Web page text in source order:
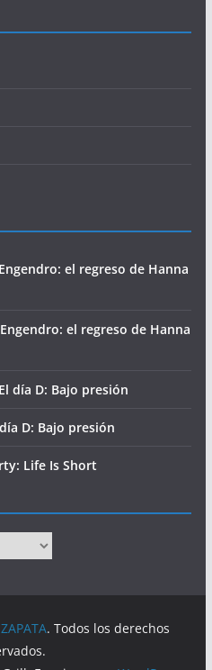
el regreso de Hanna
el regreso de Hanna
día D: Bajo presión
D: Bajo presión
Life Is Short
. Todos los derechos